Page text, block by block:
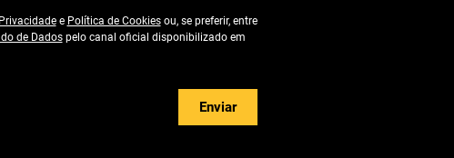
e Política de Cookiesou, se preferir, entre
de Dadospelo canal oficial disponibilizado em